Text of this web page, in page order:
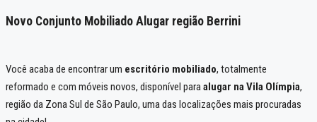
Novo Conjunto Mobiliado Alugar região Berrini
Você acaba de encontrar um escritório mobiliado, totalmente
reformado e com móveis novos, disponível para alugar na Vila Olímpia,
região da Zona Sul de São Paulo, uma das localizações mais procuradas